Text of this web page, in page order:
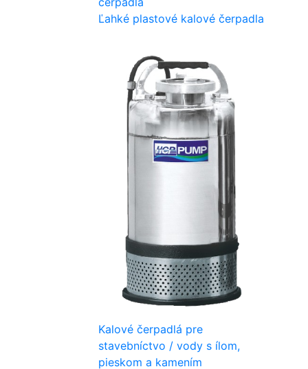
Ľahké plastové kalové čerpadla
Kalové čerpadlá pre
stavebníctvo / vody s ílom,
pieskom a kamením